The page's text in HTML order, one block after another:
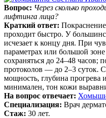
Вопрос: Через сколько
лифтинга лица?
Краткий ответ:
проходит быстро. У
исчезает к концу дня. При
параметрах или большой
сохраняться до 24–48 часов;
протоколов — до 2–3 суток.
мощность, глубина
минимален, тон кожи
На вопрос отвечает:
Специализация: Врач
Стаж: 30 лет.